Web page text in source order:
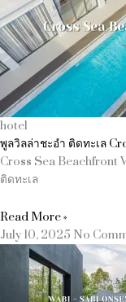
hotel
พูลวิลล่าชะอำ ติดทะเล
Cross Sea Beachfront
ติดทะเล
Read More »
July 10, 2025 No